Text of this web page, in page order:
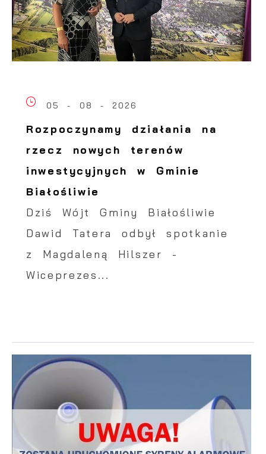
05 - 08 - 2026
Rozpoczynamy działania na
rzecz nowych terenów
inwestycyjnych w Gminie
Białośliwie
Dziś Wójt Gminy Białośliwie
Dawid Tatera odbył spotkanie
z Magdaleną Hilszer -
Wiceprezes...